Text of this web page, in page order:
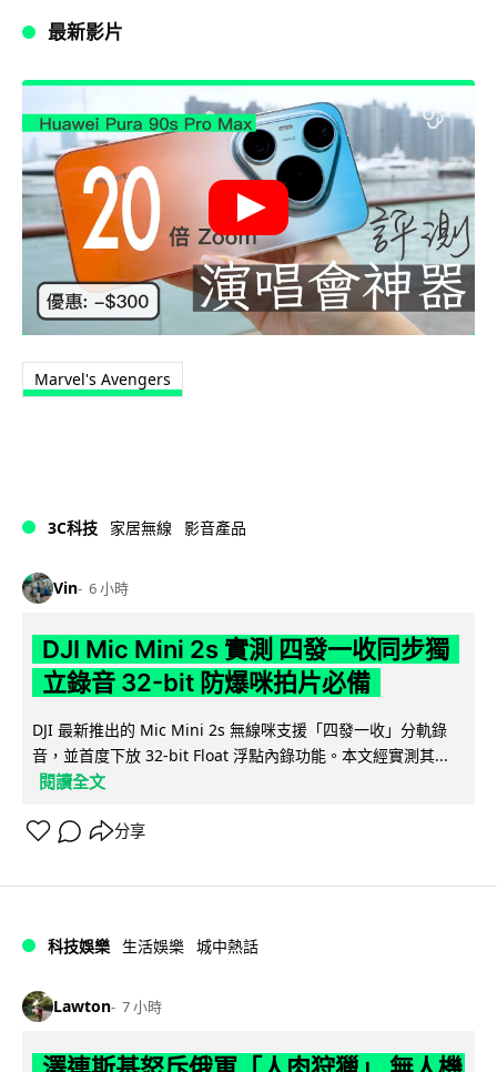
最新影片
Marvel's Avengers
3C科技 家居無線 影音產品
Vin 6 小時
DJI Mic Mini 2s 實測 四發一收同步獨
立錄音 32-bit 防爆咪拍片必備
DJI 最新推出的 Mic Mini 2s 無線咪支援「四發一收」分軌錄
音，並首度下放 32-bit Float 浮點內錄功能。本文經實測其...
閱讀全文
分享
科技娛樂 生活娛樂 城中熱話
Lawton 7 小時